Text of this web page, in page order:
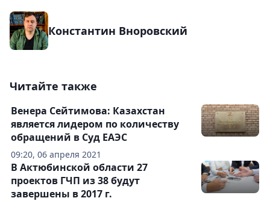
Константин Вноровский
Читайте также
09:20, 06 апреля 2021
Венера Сейтимова: Казахстан
является лидером по количеству
обращений в Суд ЕАЭС
В Актюбинской области 27
проектов ГЧП из 38 будут
завершены в 2017 г.